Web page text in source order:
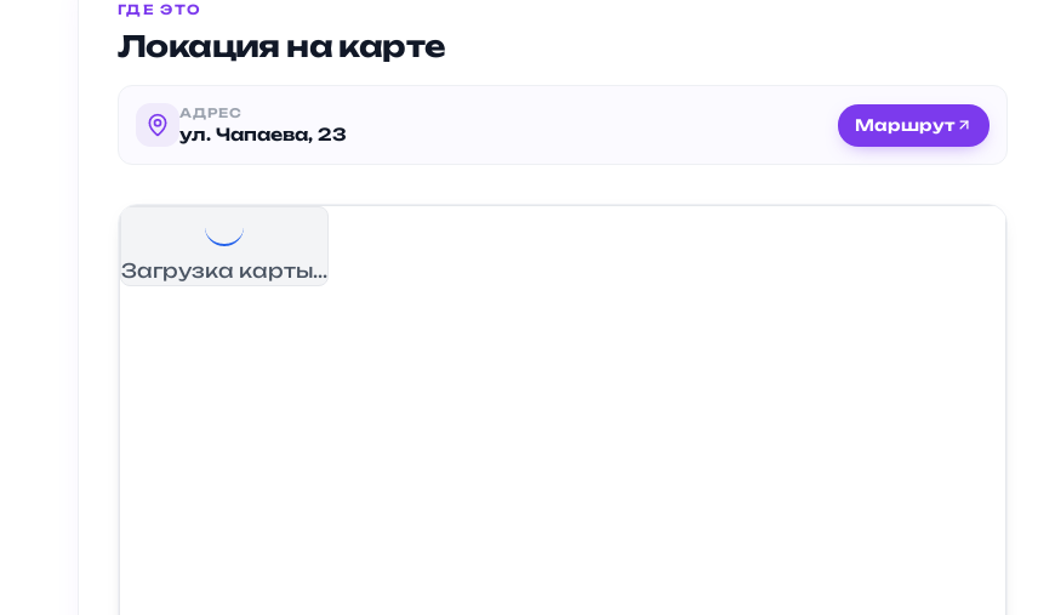
ГДЕ ЭТО
Локация на карте
АДРЕС
ул. Чапаева, 23 Маршрут
Загрузка карты...